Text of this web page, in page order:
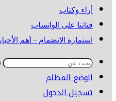
أراء وكتاب
قناتنا على الواتساب
استمارة الانضمام – أهم الأخبار
الوضع المظلم
تسجيل الدخول